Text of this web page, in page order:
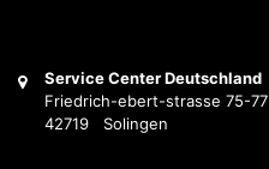
Service Center Deutschland
Friedrich-ebert-strasse 75-77
42719 Solingen